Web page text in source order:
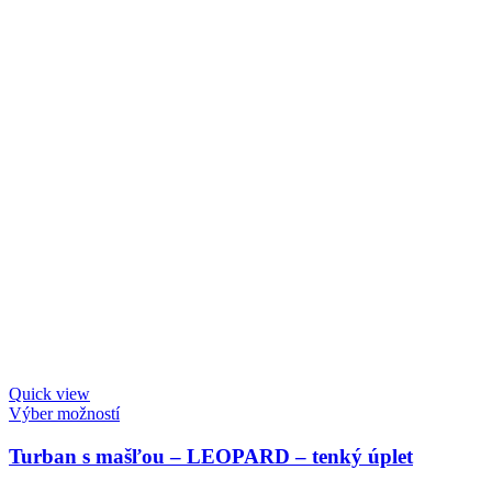
Quick view
Výber možností
Turban s mašľou – LEOPARD – tenký úplet